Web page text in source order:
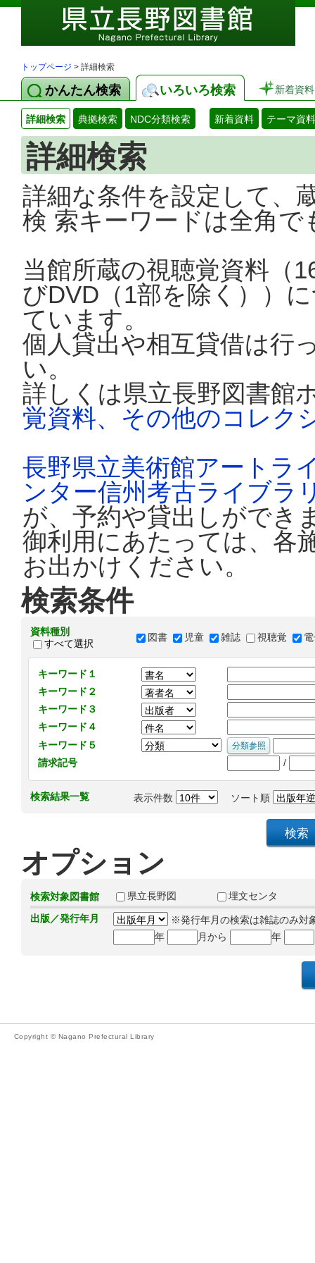
トップページ > 詳細検索
かんたん検索 いろいろ検索 新着資料
詳細検索 典拠検索 NDC分類検索 新着資料 テーマ資料
詳細検索
詳細な条件を設定して、
検 索キーワードは全角
当館所蔵の視聴覚資料（
びDVD（1部を除く））
ています。
個人貸出や相互貸借は行
い。
詳しくは県立長野図書館
覚資料、その他のコレク
長野県立美術館アートラ
ンター信州考古ライブラ
が、予約や貸出しができ
御利用にあたっては、各
お出かけください。
検索条件
資料種別
すべて選択
図書 児童 雑誌 視聴覚
キーワード１
キーワード２
キーワード３
キーワード４
キーワード５
請求記号
/
検索結果一覧 表示件数 ソート順
オプション
検索対象図書館 県立長野図
埋文センタ
出版／発行年月
※発行年月の検索は雑誌のみ対
年
月から 年
Copyright © Nagano Prefectural Library